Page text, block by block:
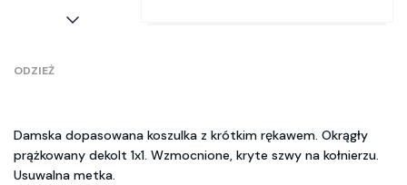
ODZIEŻ
Damska dopasowana koszulka z krótkim rękawem. Okrągły
prążkowany dekolt 1x1. Wzmocnione, kryte szwy na kołnierzu.
Usuwalna metka.